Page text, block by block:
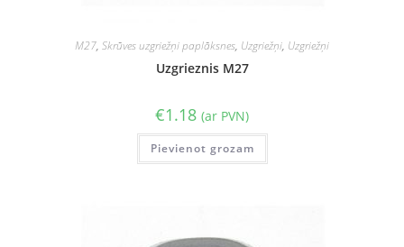
M27, Skrūves uzgriežņi paplāksnes, Uzgriežņi, Uzgriežņi
Uzgrieznis M27
€1.18 (ar PVN)
Pievienot grozam